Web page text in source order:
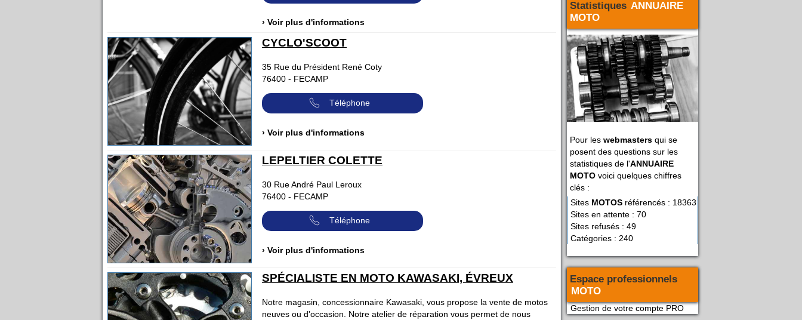
Statistiques ANNUAIRE
MOTO
Pour les webmasters qui se
posent des questions sur les
statistiques de l'ANNUAIRE
MOTO voici quelques chiffres
clés :
Sites MOTOS référencés : 18363
Sites en attente : 70
Sites refusés : 49
Catégories : 240
Espace professionnels
MOTO
Gestion de votre compte PRO
› Voir plus d'informations
CYCLO'SCOOT
35 Rue du Président René Coty
76400 - FECAMP
Téléphone
› Voir plus d'informations
LEPELTIER COLETTE
30 Rue André Paul Leroux
76400 - FECAMP
Téléphone
› Voir plus d'informations
SPÉCIALISTE EN MOTO KAWASAKI, ÉVREUX
Notre magasin, concessionnaire Kawasaki, vous propose la vente de motos
neuves ou d'occasion. Notre atelier de réparation vous permet de nous